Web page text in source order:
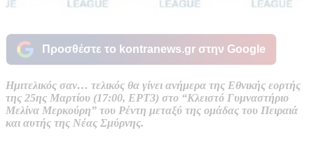
Προσθέστε το kontranews.gr στην Google
Ημιτελικός σαν… τελικός θα γίνει ανήμερα της Εθνικής εορτής
της 25ης Μαρτίου (17:00, ΕΡΤ3) στο “Κλειστό Γυμναστήριο
Μελίνα Μερκούρη” του Ρέντη μεταξύ της ομάδας του Πειραιά
και αυτής της Νέας Σμύρνης.